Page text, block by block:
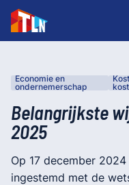
Economie en
ondernemerschap
Belangrijkste
2025
Op 17 december
ingestemd met de